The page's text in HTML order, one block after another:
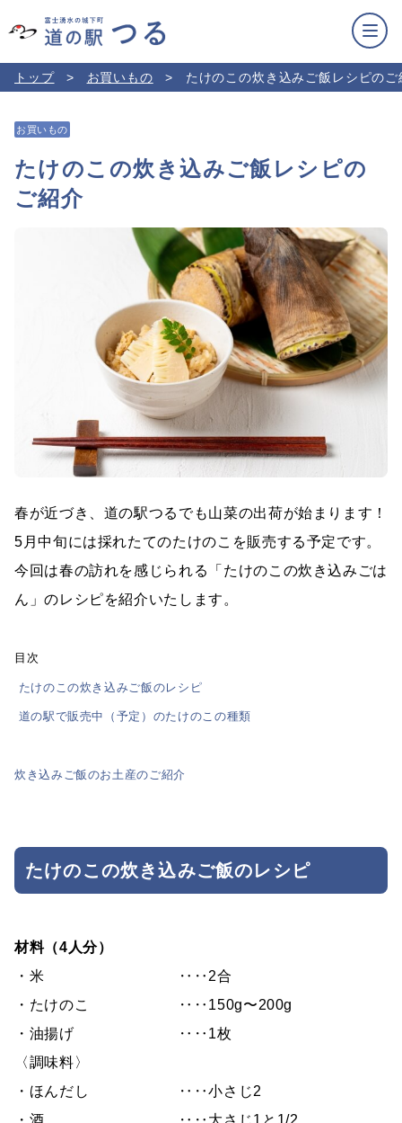
トップ お買いもの たけのこの炊き込みご飯レシピのご
お買いもの
たけのこの炊き込みご飯レシピの
ご紹介
春が近づき、道の駅つるでも山菜の出荷が始まります！
5月中旬には採れたてのたけのこを販売する予定です。
今回は春の訪れを感じられる「たけのこの炊き込みごは
ん」のレシピを紹介いたします。
目次
たけのこの炊き込みご飯のレシピ
道の駅で販売中（予定）のたけのこの種類
炊き込みご飯のお土産のご紹介
たけのこの炊き込みご飯のレシピ
材料（4人分）
・米 ‥‥2合
・たけのこ ‥‥150g〜200g
・油揚げ ‥‥1枚
〈調味料〉
・ほんだし ‥‥小さじ2
・酒 ‥‥大さじ1と1/2